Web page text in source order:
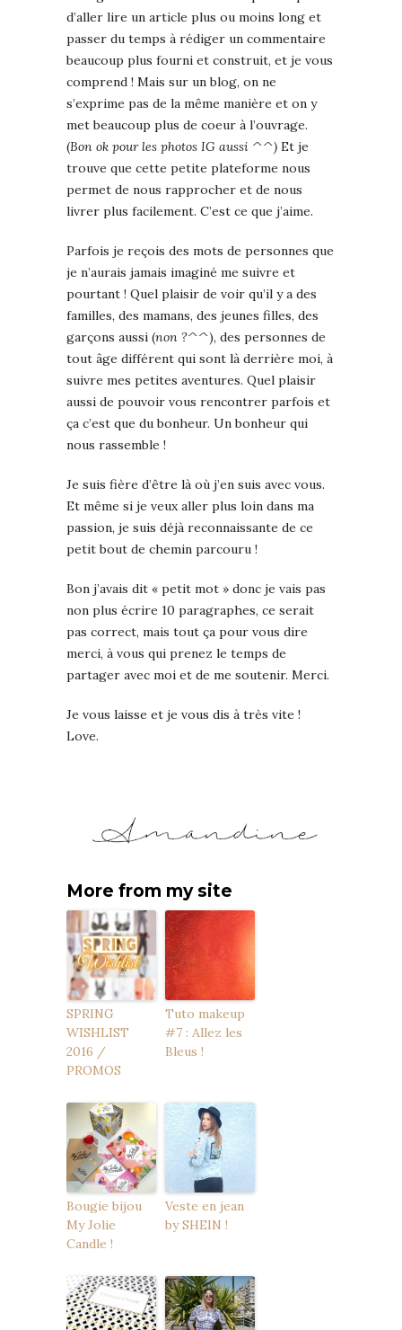
d’aller lire un article plus ou moins long et
passer du temps à rédiger un commentaire
beaucoup plus fourni et construit, et je vous
comprend ! Mais sur un blog, on ne
s’exprime pas de la même manière et on y
met beaucoup plus de coeur à l’ouvrage.
(Bon ok pour les photos IG aussi ^^) Et je
trouve que cette petite plateforme nous
permet de nous rapprocher et de nous
livrer plus facilement. C’est ce que j’aime.
Parfois je reçois des mots de personnes que
je n’aurais jamais imaginé me suivre et
pourtant ! Quel plaisir de voir qu’il y a des
familles, des mamans, des jeunes filles, des
garçons aussi (non ?^^), des personnes de
tout âge différent qui sont là derrière moi, à
suivre mes petites aventures. Quel plaisir
aussi de pouvoir vous rencontrer parfois et
ça c’est que du bonheur. Un bonheur qui
nous rassemble !
Je suis fière d’être là où j’en suis avec vous.
Et même si je veux aller plus loin dans ma
passion, je suis déjà reconnaissante de ce
petit bout de chemin parcouru !
Bon j’avais dit « petit mot » donc je vais pas
non plus écrire 10 paragraphes, ce serait
pas correct, mais tout ça pour vous dire
merci, à vous qui prenez le temps de
partager avec moi et de me soutenir. Merci.
Je vous laisse et je vous dis à très vite !
Love.
More from my site
SPRING
WISHLIST
2016 /
PROMOS
Tuto makeup
#7 : Allez les
Bleus !
Bougie bijou
My Jolie
Candle !
Veste en jean
by SHEIN !